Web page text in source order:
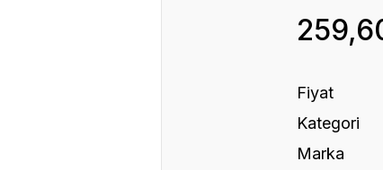
Fiyat
Kategori
Marka